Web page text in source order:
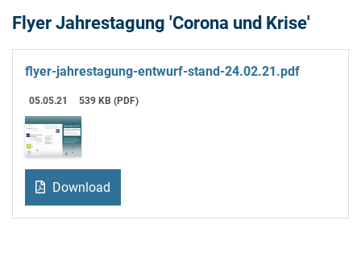
Flyer Jahrestagung 'Corona und Krise'
flyer-jahrestagung-entwurf-stand-24.02.21.pdf
05.05.21 539 KB (PDF)
Download